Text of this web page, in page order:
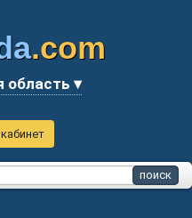
.com
область ▾